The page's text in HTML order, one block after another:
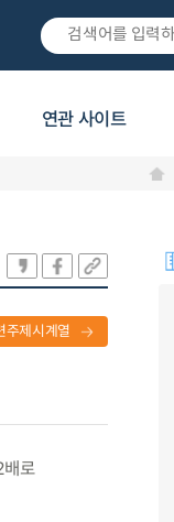
연관 사이트
주제시계열
로